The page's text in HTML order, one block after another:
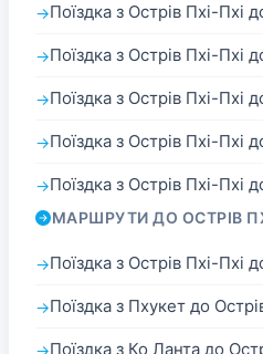
Поїздка з Острів Пхі-Пхі
Поїздка з Острів Пхі-Пхі
Поїздка з Острів Пхі-Пхі
Поїздка з Острів Пхі-Пхі
Поїздка з Острів Пхі-Пхі
МАРШРУТИ ДО ОСТРІВ
Поїздка з Острів Пхі-Пхі
Поїздка з Пхукет до
Поїздка з Ко Ланта до